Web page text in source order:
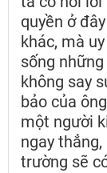
quyền ở
khác, mà
sống
không say
bảo của
một người
ngay
trường sẽ